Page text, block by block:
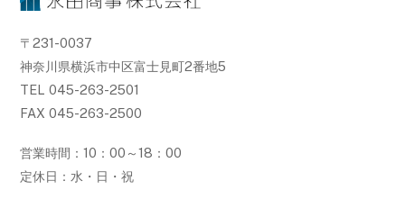
〒231-0037
神奈川県横浜市中区富士見町2番地5
TEL 045-263-2501
FAX 045-263-2500
営業時間：10：00～18：00
定休日：水・日・祝